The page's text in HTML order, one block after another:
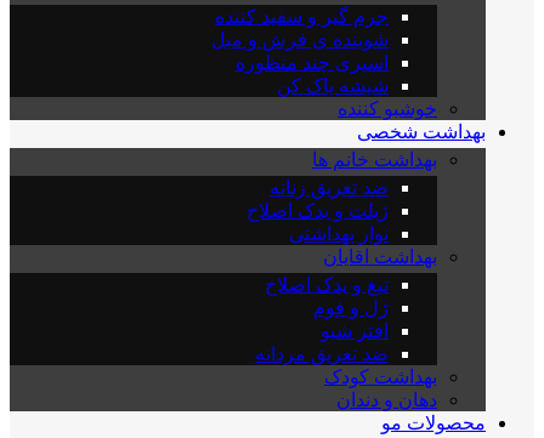
جرم گیر و سفید کننده
شوینده ی فرش و مبل
اسپری چند منظوره
شیشه پاک کن
خوشبو کننده
بهداشت شخصی
بهداشت خانم ها
ضد تعریق زنانه
ژیلت و یدک اصلاح
نوار بهداشتی
بهداشت اقایان
تیغ و یدک اصلاح
ژل و فوم
افتر شیو
ضد تعریق مردانه
بهداشت کودک
دهان و دندان
محصولات مو